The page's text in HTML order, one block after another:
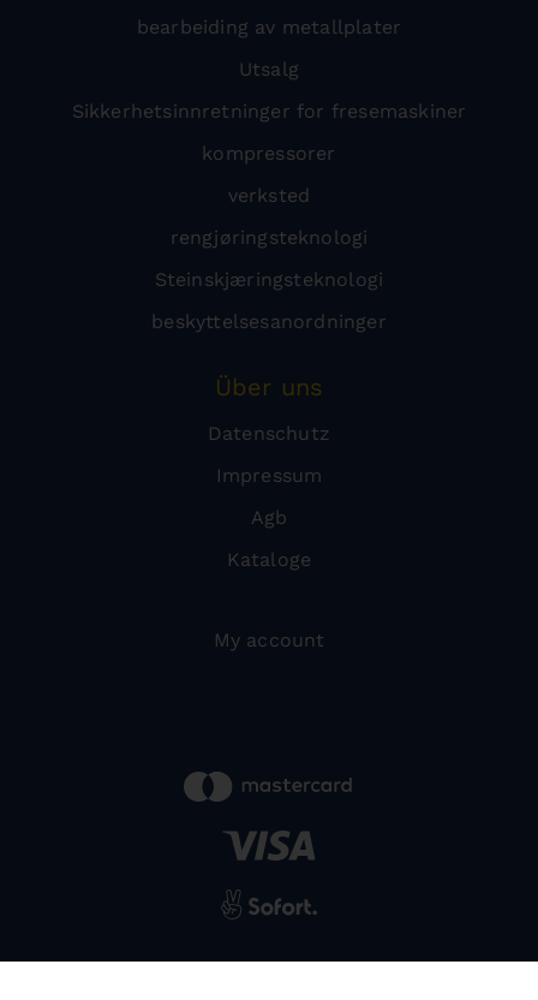
bearbeiding av metallplater
Utsalg
Sikkerhetsinnretninger for fresemaskiner
kompressorer
verksted
rengjøringsteknologi
Steinskjæringsteknologi
beskyttelsesanordninger
Über uns
Datenschutz
Impressum
Agb
Kataloge
My account